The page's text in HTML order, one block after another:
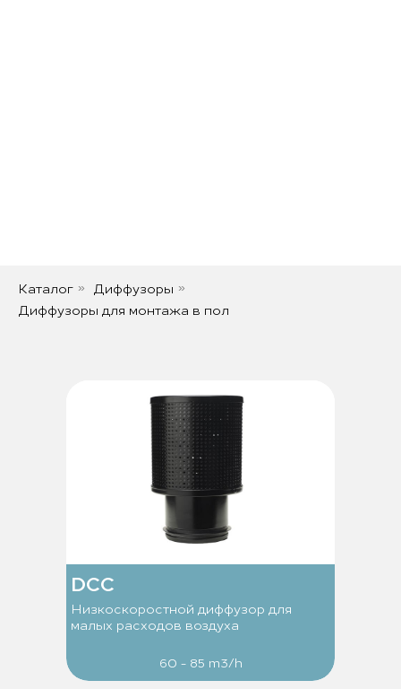
Каталог » Диффузоры »
Диффузоры для монтажа в пол
DCC
Низкоскоростной диффузор для
малых расходов воздуха
60 - 85 m3/h